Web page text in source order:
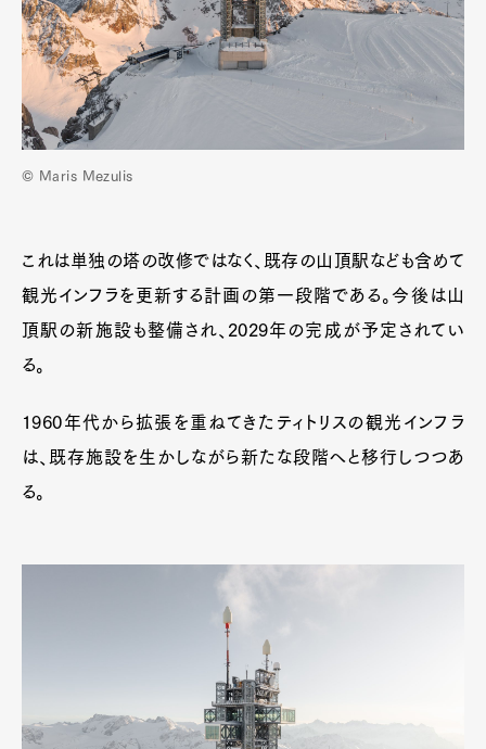
© Maris Mezulis
これは単独の塔の改修ではなく、既存の山頂駅なども含めて
観光インフラを更新する計画の第一段階である。今後は山
頂駅の新施設も整備され、2029年の完成が予定されてい
る。
1960年代から拡張を重ねてきたティトリスの観光インフラ
は、既存施設を生かしながら新たな段階へと移行しつつあ
る。